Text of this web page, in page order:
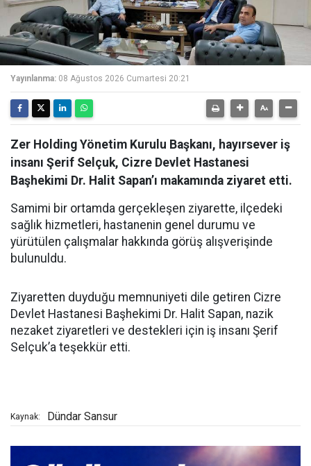
Yayınlanma: 08 Ağustos 2026 Cumartesi 20:21
Zer Holding Yönetim Kurulu Başkanı, hayırsever iş
insanı Şerif Selçuk, Cizre Devlet Hastanesi
Başhekimi Dr. Halit Sapan’ı makamında ziyaret etti.
Samimi bir ortamda gerçekleşen ziyarette, ilçedeki
sağlık hizmetleri, hastanenin genel durumu ve
yürütülen çalışmalar hakkında görüş alışverişinde
bulunuldu.
Ziyaretten duyduğu memnuniyeti dile getiren Cizre
Devlet Hastanesi Başhekimi Dr. Halit Sapan, nazik
nezaket ziyaretleri ve destekleri için iş insanı Şerif
Selçuk’a teşekkür etti.
Kaynak: Dündar Sansur